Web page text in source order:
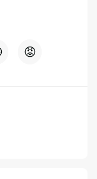
😡